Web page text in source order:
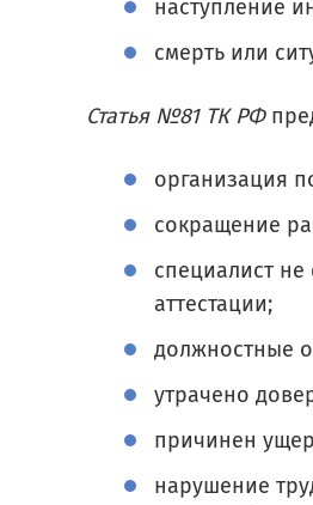
наступление
смерть или
Статья №81 ТК РФ
организация
сокращение
специалист не
аттестации;
должностные
утрачено
причинен
нарушение